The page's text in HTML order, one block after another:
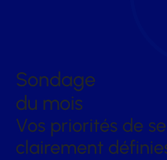
Sondage
du mois
Vos priorités de
clairement